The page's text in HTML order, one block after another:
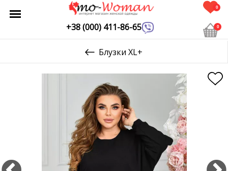
+38 (000) 411-86-65
0
0
Блузки XL+